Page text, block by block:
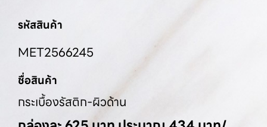
รหัสสินค้า
MET2566245
ชื่อสินค้า
กระเบื้องรัสติก-ผิวด้าน